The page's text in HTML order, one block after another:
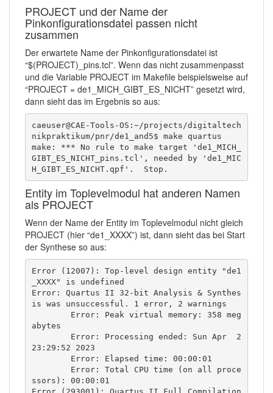
PROJECT und der Name der
Pinkonfigurationsdatei passen nicht
zusammen
Der erwartete Name der Pinkonfigurationsdatei ist
“$(PROJECT)_pins.tcl”. Wenn das nicht zusammenpasst
und die Variable PROJECT im Makefile beispielsweise auf
“PROJECT = de1_MICH_GIBT_ES_NICHT” gesetzt wird,
dann sieht das im Ergebnis so aus:
caeuser@CAE-Tools-OS:~/projects/digitaltech
nikpraktikum/pnr/de1_and5$ make quartus
make: *** No rule to make target 'de1_MICH_
GIBT_ES_NICHT_pins.tcl', needed by 'de1_MIC
H_GIBT_ES_NICHT.qpf'.  Stop.
Entity im Toplevelmodul hat anderen Namen
als PROJECT
Wenn der Name der Entity im Toplevelmodul nicht gleich
PROJECT (hier “de1_XXXX”) ist, dann sieht das bei Start
der Synthese so aus:
Error (12007): Top-level design entity "de1
_XXXX" is undefined
Error: Quartus II 32-bit Analysis & Synthes
is was unsuccessful. 1 error, 2 warnings
abytes
23:29:52 2023
ssors): 00:00:01